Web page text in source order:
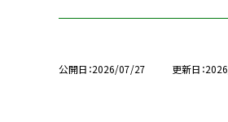
公開日 2026/07/27 更新日